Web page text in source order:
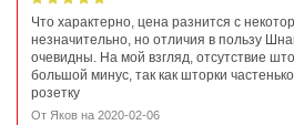
Что характерно, цена разнится с
незначительно, но отличия в пользу
очевидны. На мой взгляд, отсутствие
большой минус, так как шторки
розетку
От Яков на 2020-02-06